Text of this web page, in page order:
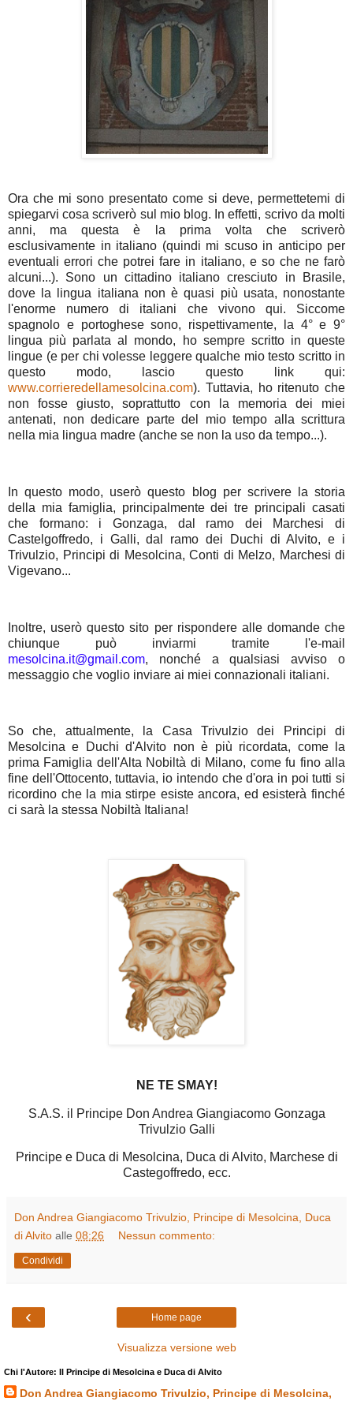
Ora che mi sono presentato come si deve, permettetemi di
spiegarvi cosa scriverò sul mio blog. In effetti, scrivo da molti
anni, ma questa è la prima volta che scriverò
esclusivamente in italiano (quindi mi scuso in anticipo per
eventuali errori che potrei fare in italiano, e so che ne farò
alcuni...). Sono un cittadino italiano cresciuto in Brasile,
dove la lingua italiana non è quasi più usata, nonostante
l'enorme numero di italiani che vivono qui. Siccome
spagnolo e portoghese sono, rispettivamente, la 4° e 9°
lingua più parlata al mondo, ho sempre scritto in queste
lingue (e per chi volesse leggere qualche mio testo scritto in
questo modo, lascio questo link qui:
www.corrieredellamesolcina.com). Tuttavia, ho ritenuto che
non fosse giusto, soprattutto con la memoria dei miei
antenati, non dedicare parte del mio tempo alla scrittura
nella mia lingua madre (anche se non la uso da tempo...).
In questo modo, userò questo blog per scrivere la storia
della mia famiglia, principalmente dei tre principali casati
che formano: i Gonzaga, dal ramo dei Marchesi di
Castelgoffredo, i Galli, dal ramo dei Duchi di Alvito, e i
Trivulzio, Principi di Mesolcina, Conti di Melzo, Marchesi di
Vigevano...
Inoltre, userò questo sito per rispondere alle domande che
chiunque può inviarmi tramite l'e-mail
mesolcina.it@gmail.com, nonché a qualsiasi avviso o
messaggio che voglio inviare ai miei connazionali italiani.
So che, attualmente, la Casa Trivulzio dei Principi di
Mesolcina e Duchi d'Alvito non è più ricordata, come la
prima Famiglia dell'Alta Nobiltà di Milano, come fu fino alla
fine dell'Ottocento, tuttavia, io intendo che d'ora in poi tutti si
ricordino che la mia stirpe esiste ancora, ed esisterà finché
ci sarà la stessa Nobiltà Italiana!
NE TE SMAY!
S.A.S. il Principe Don Andrea Giangiacomo Gonzaga
Trivulzio Galli
Principe e Duca di Mesolcina, Duca di Alvito, Marchese di
Castegoffredo, ecc.
Don Andrea Giangiacomo Trivulzio, Principe di Mesolcina, Duca
di Alvito alle 08:26 Nessun commento:
Condividi
‹ Home page
Visualizza versione web
Chi l'Autore: Il Principe di Mesolcina e Duca di Alvito
Don Andrea Giangiacomo Trivulzio, Principe di Mesolcina,